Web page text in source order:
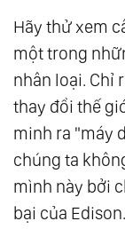
Chậm Lại
81.
Kinh
101.
Một
121.Từ Chối
141.Phước
161. Hạt
181.Cầm
194. Ngôi
Hãy thử xem
một trong
nhân loại. Chỉ
thay đổi thế
minh ra "máy
chúng ta
mình này bởi
bại của Edison.